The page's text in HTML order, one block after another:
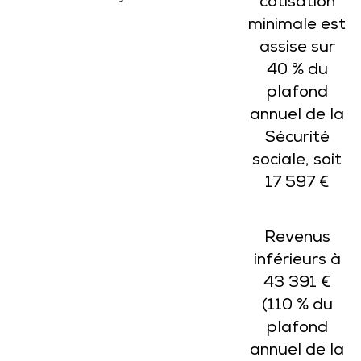
minimale est
assise sur
40 % du
plafond
annuel de la
Sécurité
sociale, soit
17 597 €
Revenus
inférieurs à
43 391 €
(110 % du
plafond
annuel de la